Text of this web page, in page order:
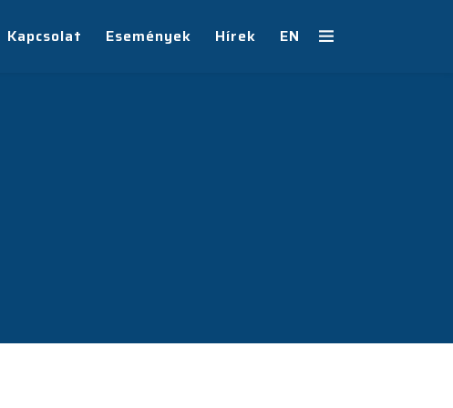
Kapcsolat Események Hírek EN